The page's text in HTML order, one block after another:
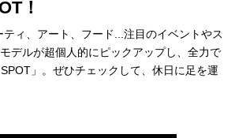
！
ィ、アート、フード...注目のイベントやス
デルが超個人的にピックアップし、全力で
」。ぜひチェックして、休日に足を運